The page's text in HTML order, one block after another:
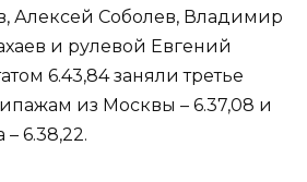
Алексей Соболев, Владимир
и рулевой Евгений
6.43,84 заняли третье
из Москвы – 6.37,08 и
6.38,22.